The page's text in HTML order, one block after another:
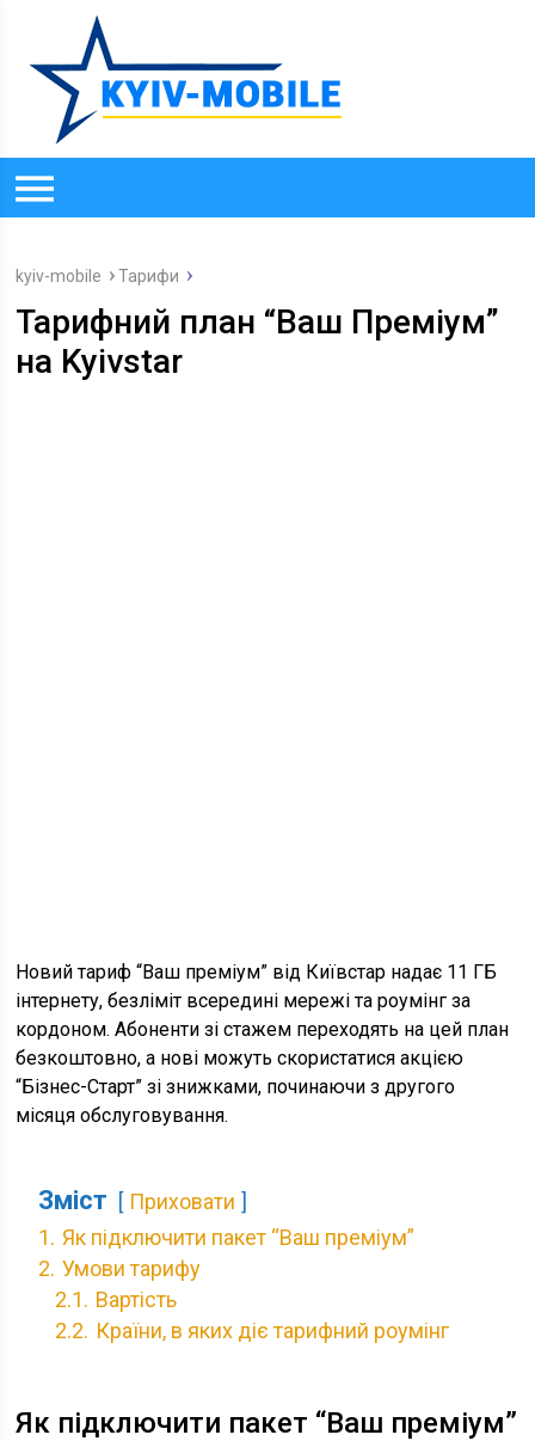
kyiv-mobile Тарифи
Тарифний план “Ваш Преміум”
на Kyivstar
Новий тариф “Ваш преміум” від Київстар надає 11 ГБ
інтернету, безліміт всередині мережі та роумінг за
кордоном. Абоненти зі стажем переходять на цей план
безкоштовно, а нові можуть скористатися акцією
“Бізнес-Старт” зі знижками, починаючи з другого
місяця обслуговування.
Зміст Приховати
1. Як підключити пакет “Ваш преміум”
2. Умови тарифу
2.1. Вартість
2.2. Країни, в яких діє тарифний роумінг
Як підключити пакет “Ваш преміум”